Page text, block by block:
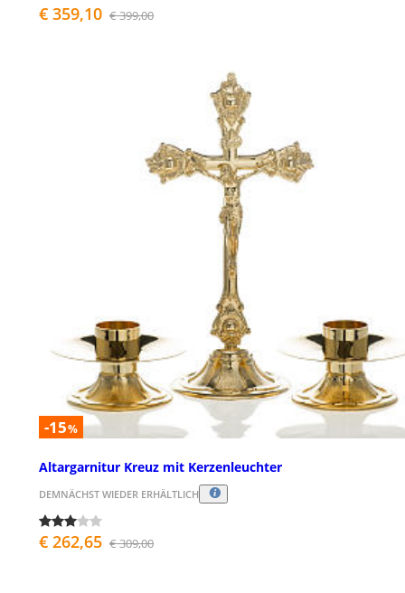
€ 359,10 € 399,00
-15%
Altargarnitur Kreuz mit Kerzenleuchter
DEMNÄCHST WIEDER ERHÄLTLICH
€ 262,65 € 309,00